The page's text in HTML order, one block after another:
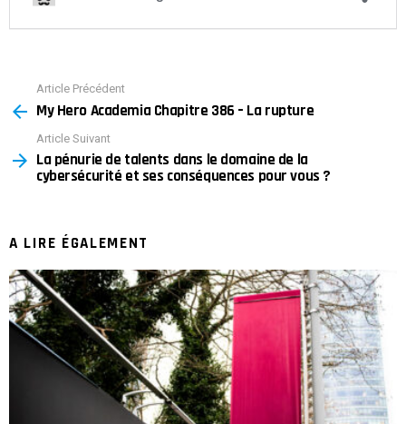
more
Article Précédent
My Hero Academia Chapitre 386 – La rupture
Article Suivant
La pénurie de talents dans le domaine de la
cybersécurité et ses conséquences pour vous ?
A LIRE ÉGALEMENT